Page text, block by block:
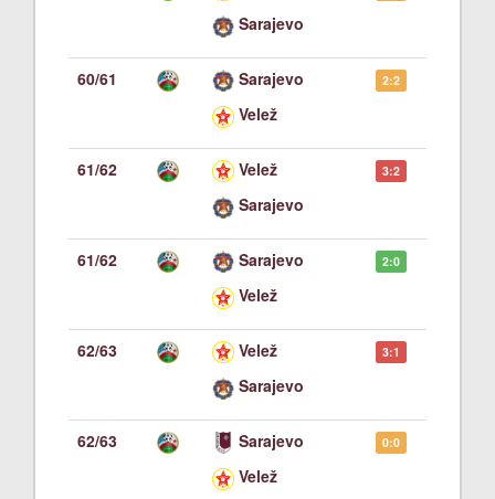
Sarajevo
60/61
Sarajevo
Velež
2:2
61/62
Velež
Sarajevo
3:2
61/62
Sarajevo
Velež
2:0
62/63
Velež
Sarajevo
3:1
62/63
Sarajevo
Velež
0:0